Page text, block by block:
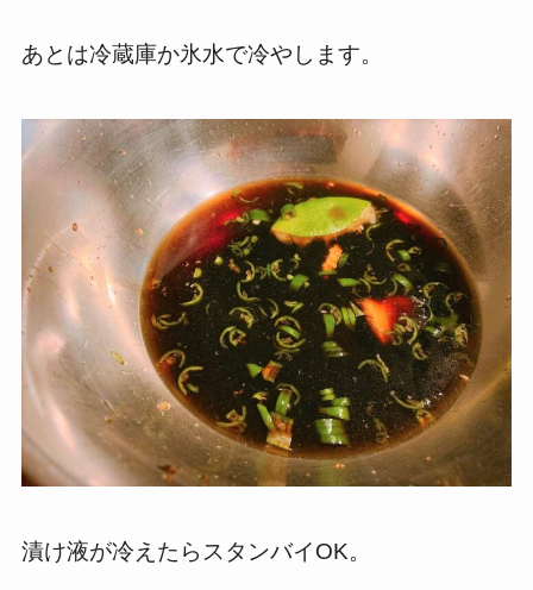
あとは冷蔵庫か氷水で冷やします。
漬け液が冷えたらスタンバイOK。